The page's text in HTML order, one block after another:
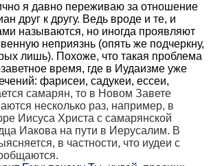
я давно переживаю за отношение
друг к другу. Ведь вроде и те, и
называются, но иногда проявляют
неприязнь (опять же подчеркну,
лишь). Похоже, что такая проблема
время, где в Иудаизме уже
фарисеи, садукеи, ессеи,
самарян, то в Новом Завете
несколько раз, например, в
Иисуса Христа с самарянской
Иакова на пути в Иерусалим. В
в частности, что иудеи с